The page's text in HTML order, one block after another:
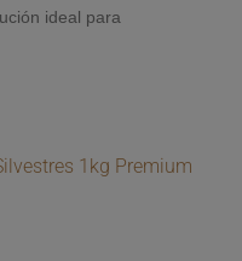
ideal para